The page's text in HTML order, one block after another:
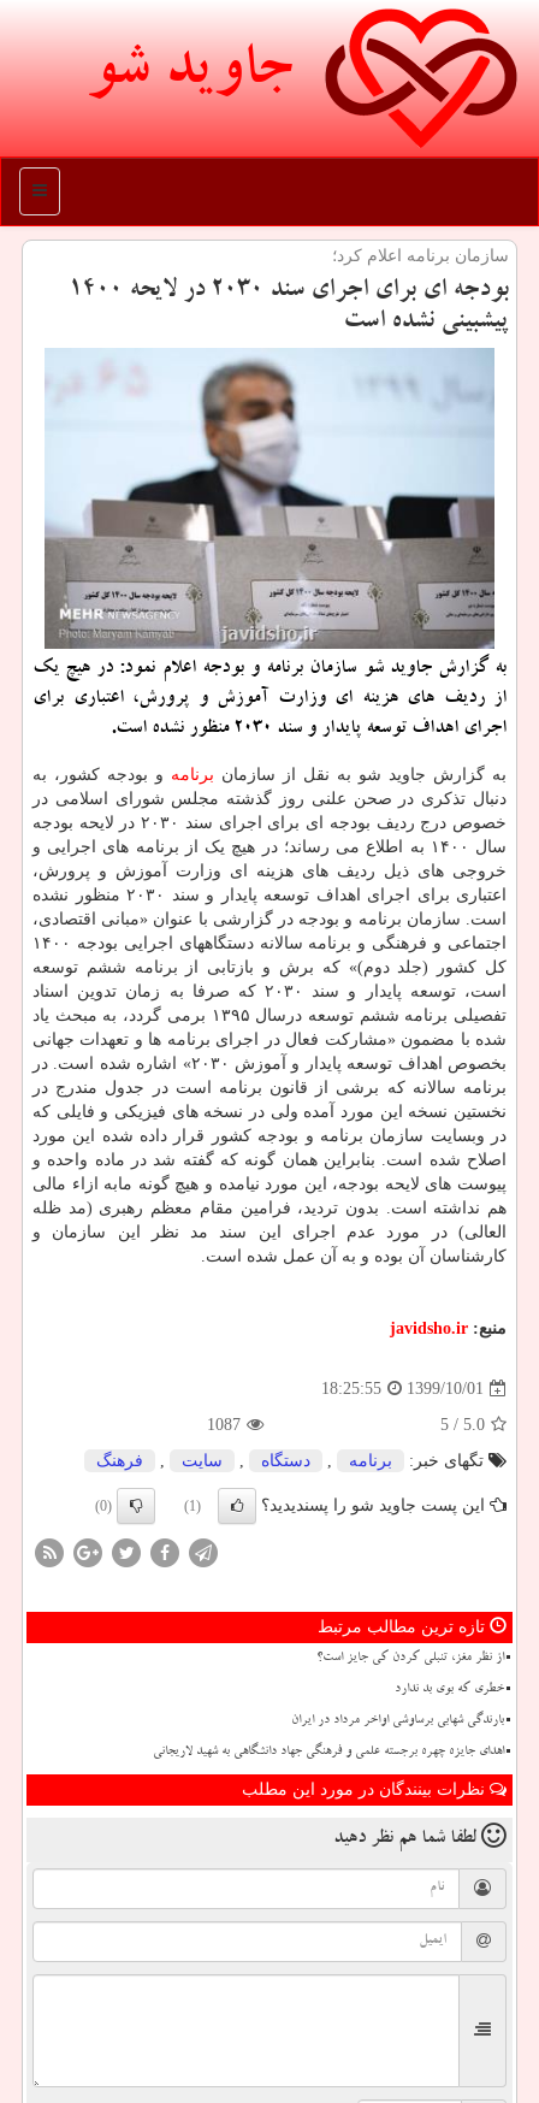
جاوید شو
منو
سازمان برنامه اعلام كرد؛
بودجه ای برای اجرای سند ۲۰۳۰ در لایحه ۱۴۰۰
پیشبینی نشده است
به گزارش جاوید شو سازمان برنامه و بودجه اعلام نمود: در هیچ یک
از ردیف های هزینه ای وزارت آموزش و پرورش، اعتباری برای
اجرای اهداف توسعه پایدار و سند ۲۰۳۰ منظور نشده است.
به گزارش جاوید شو به نقل از سازمان برنامه و بودجه کشور، به
دنبال تذکری در صحن علنی روز گذشته مجلس شورای اسلامی در
خصوص درج ردیف بودجه ای برای اجرای سند ۲۰۳۰ در لایحه بودجه
سال ۱۴۰۰ به اطلاع می رساند؛ در هیچ یک از برنامه های اجرایی و
خروجی های ذیل ردیف های هزینه ای وزارت آموزش و پرورش،
اعتباری برای اجرای اهداف توسعه پایدار و سند ۲۰۳۰ منظور نشده
است. سازمان برنامه و بودجه در گزارشی با عنوان «مبانی اقتصادی،
اجتماعی و فرهنگی و برنامه سالانه دستگاههای اجرایی بودجه ۱۴۰۰
کل کشور (جلد دوم)» که برش و بازتابی از برنامه ششم توسعه
است، توسعه پایدار و سند ۲۰۳۰ که صرفا به زمان تدوین اسناد
تفصیلی برنامه ششم توسعه درسال ۱۳۹۵ برمی گردد، به مبحث یاد
شده با مضمون «مشارکت فعال در اجرای برنامه ها و تعهدات جهانی
بخصوص اهداف توسعه پایدار و آموزش ۲۰۳۰» اشاره شده است. در
برنامه سالانه که برشی از قانون برنامه است در جدول مندرج در
نخستین نسخه این مورد آمده ولی در نسخه های فیزیکی و فایلی که
در وبسایت سازمان برنامه و بودجه کشور قرار داده شده این مورد
اصلاح شده است. بنابراین همان گونه که گفته شد در ماده واحده و
پیوست های لایحه بودجه، این مورد نیامده و هیچ گونه مابه ازاء مالی
هم نداشته است. بدون تردید، فرامین مقام معظم رهبری (مد ظله
العالی) در مورد عدم اجرای این سند مد نظر این سازمان و
کارشناسان آن بوده و به آن عمل شده است.
منبع: javidsho.ir
1399/10/01
18:25:55
5.0
/ 5
1087
تگهای خبر:
برنامه , دستگاه , سایت , فرهنگ
این پست جاوید شو را پسندیدید؟ (1)
(0)
تازه ترین مطالب مرتبط
از نظر مغز، تنبلی کردن کی جایز است؟
خطری که بوی بد ندارد
بارندگی شهابی برساوشی اواخر مرداد در ایران
اهدای جایزه چهره برجسته علمی و فرهنگی جهاد دانشگاهی به شهید لاریجانی
نظرات بینندگان در مورد این مطلب
لطفا شما هم نظر دهید